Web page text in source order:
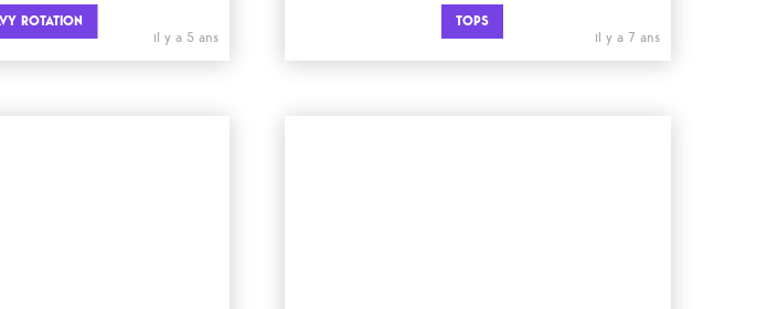
ROTATION
il y a 5 ans
TOPS
il y a 7 ans